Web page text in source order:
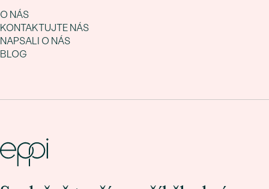
O NÁS
KONTAKTUJTE NÁS
NAPSALI O NÁS
BLOG